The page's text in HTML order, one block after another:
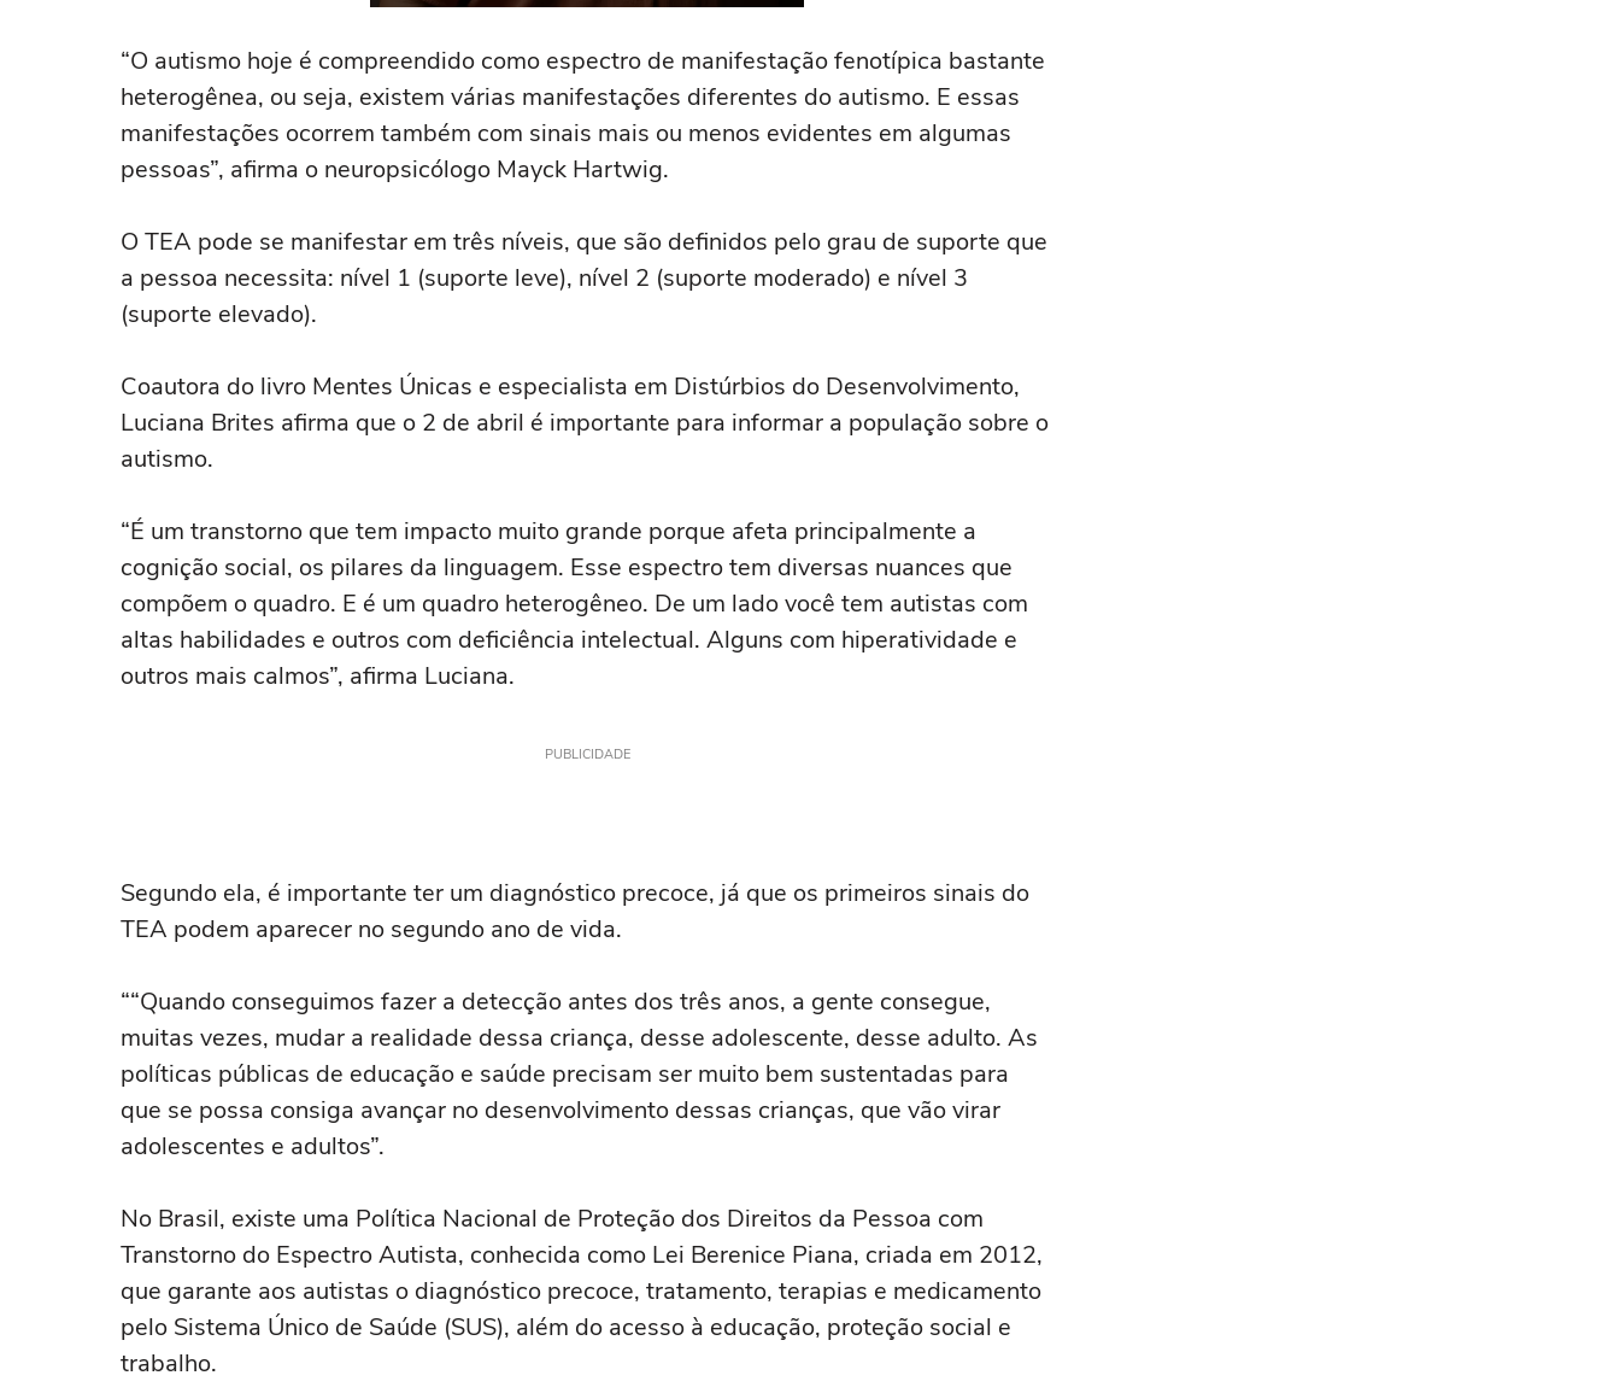
“O autismo hoje é compreendido como espectro de manifestação fenotípica bastante
heterogênea, ou seja, existem várias manifestações diferentes do autismo. E essas
manifestações ocorrem também com sinais mais ou menos evidentes em algumas
pessoas”, afirma o neuropsicólogo Mayck Hartwig.
O TEA pode se manifestar em três níveis, que são definidos pelo grau de suporte que
a pessoa necessita: nível 1 (suporte leve), nível 2 (suporte moderado) e nível 3
(suporte elevado).
Coautora do livro Mentes Únicas e especialista em Distúrbios do Desenvolvimento,
Luciana Brites afirma que o 2 de abril é importante para informar a população sobre o
autismo.
“É um transtorno que tem impacto muito grande porque afeta principalmente a
cognição social, os pilares da linguagem. Esse espectro tem diversas nuances que
compõem o quadro. E é um quadro heterogêneo. De um lado você tem autistas com
altas habilidades e outros com deficiência intelectual. Alguns com hiperatividade e
outros mais calmos”, afirma Luciana.
PUBLICIDADE
Segundo ela, é importante ter um diagnóstico precoce, já que os primeiros sinais do
TEA podem aparecer no segundo ano de vida.
““Quando conseguimos fazer a detecção antes dos três anos, a gente consegue,
muitas vezes, mudar a realidade dessa criança, desse adolescente, desse adulto. As
políticas públicas de educação e saúde precisam ser muito bem sustentadas para
que se possa consiga avançar no desenvolvimento dessas crianças, que vão virar
adolescentes e adultos”.
No Brasil, existe uma Política Nacional de Proteção dos Direitos da Pessoa com
Transtorno do Espectro Autista, conhecida como Lei Berenice Piana, criada em 2012,
que garante aos autistas o diagnóstico precoce, tratamento, terapias e medicamento
pelo Sistema Único de Saúde (SUS), além do acesso à educação, proteção social e
trabalho.